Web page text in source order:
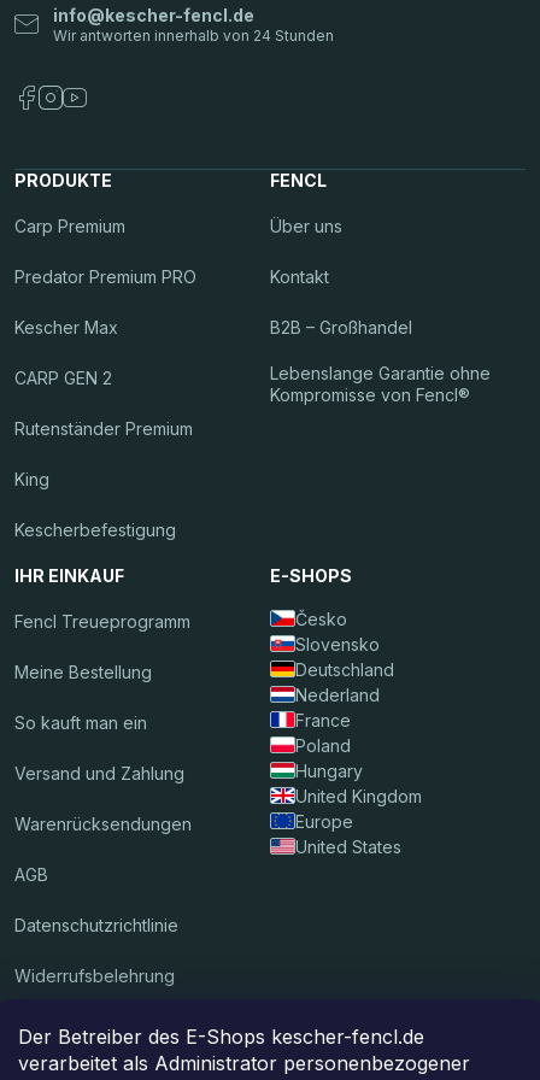
Der Betreiber des E-Shops kescher-fencl.de
verarbeitet als Administrator personenbezogener
info@kescher-fencl.de
PRODUKTE
Carp Premium
Predator Premium PRO
Kescher Max
CARP GEN 2
Rutenständer Premium
King
Kescherbefestigung
FENCL
Über uns
Kontakt
B2B – Großhandel
Lebenslange Garantie ohne
Kompromisse von Fencl®
IHR EINKAUF
Fencl Treueprogramm
Meine Bestellung
So kauft man ein
Versand und Zahlung
Warenrücksendungen
AGB
Datenschutzrichtlinie
Widerrufsbelehrung
E-SHOPS
Česko
Slovensko
Deutschland
Nederland
France
Poland
Hungary
United Kingdom
Europe
United States
Wir akzeptieren Online-Zahlungen